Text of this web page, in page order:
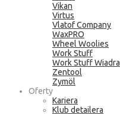
Vikan
Virtus
Vlatof Company
WaxPRO
Wheel Woolies
Work Stuff
Work Stuff Wiadra
Zentool
Zymöl
Oferty
Kariera
Klub detailera